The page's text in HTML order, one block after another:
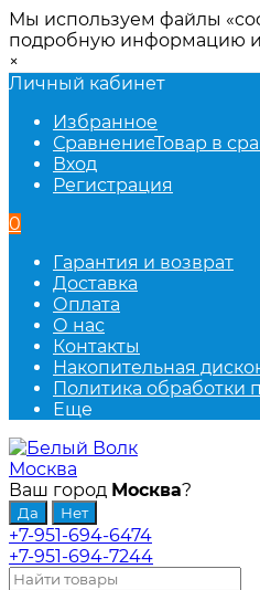
Мы используем файлы
подробную информацию
×
Личный кабинет
Избранное
СравнениеТовар в
Вход
Регистрация
0
Гарантия и возврат
Доставка
Оплата
О нас
Контакты
Накопительная
Политика обработки
Еще
Москва
Ваш город Москва?
+7-951-694-6474
+7-951-694-7244